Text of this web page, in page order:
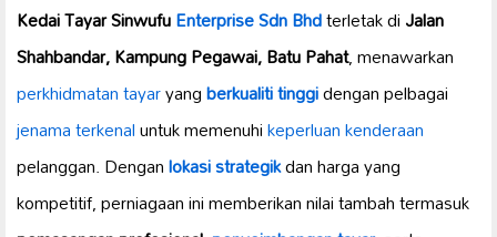
Kedai Tayar SinwufuEnterprise Sdn Bhdterletak diJalan
Shahbandar, Kampung Pegawai, Batu Pahat, menawarkan
perkhidmatan tayaryangberkualiti tinggidengan pelbagai
jenama terkenaluntuk memenuhikeperluan kenderaan
pelanggan. Denganlokasi strategikdan harga yang
kompetitif, perniagaan ini memberikan nilai tambah termasuk